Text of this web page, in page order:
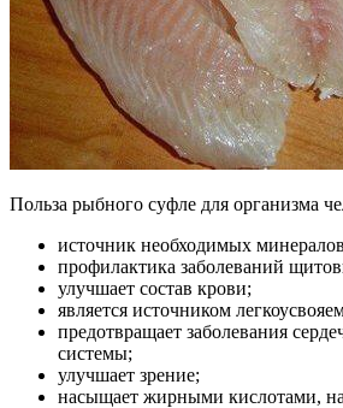
Польза рыбного суфле для организма
источник необходимых
профилактика заболеваний
улучшает состав крови;
является источником
предотвращает заболевания
системы;
улучшает зрение;
насыщает жирными кислотами,